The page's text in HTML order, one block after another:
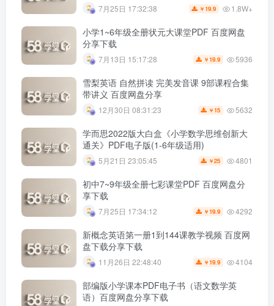
7月25日 17:32:38 ￥ 19.9 1.8W+
小学1~6年级全册状元大课堂PDF 百度网盘
分享下载
7月13日 15:17:28 ￥ 19.9 5936
雪梨英语 自然拼读 完美发音课 9部课程合集
带讲义 百度网盘分享
12月30日 08:31:23 ￥ 15 5632
学而思2022版大白盒《小学数学思维创新大
通关》PDF电子版(1-6年级适用)
5月21日 23:05:45 ￥25 4801
初中7~9年级全册七彩课堂PDF 百度网盘分
享下载
7月25日 17:34:12 ￥ 19.9 4292
新概念英语第一册1到144课教学视频 百度网
盘下载分享下载
11月26日 22:48:40 ￥ 19.9 4104
部编版小学课本PDF电子书（语文数学英
语）百度网盘分享下载